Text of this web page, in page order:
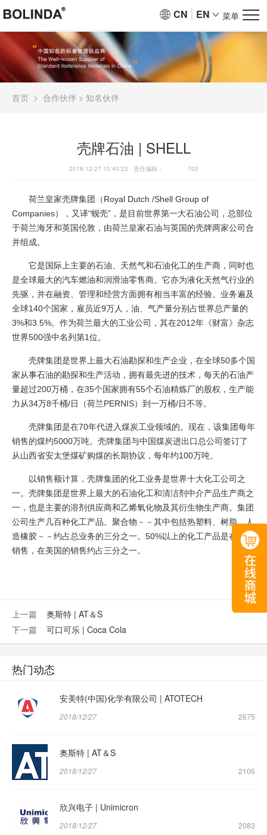
CN EN 菜单
首页 > 合作伙伴 > 知名伙伴
壳牌石油 | SHELL
2018-12-27 15:40:22 责任编辑： 702
荷兰皇家壳牌集团（Royal Dutch /Shell Group of
Companies），又译“蚬壳”，是目前世界第一大石油公司，总部位
于荷兰海牙和英国伦敦，由荷兰皇家石油与英国的壳牌两家公司合
并组成。
它是国际上主要的石油、天然气和石油化工的生产商，同时也
是全球最大的汽车燃油和润滑油零售商。它亦为液化天然气行业的
先驱，并在融资、管理和经营方面拥有相当丰富的经验。业务遍及
全球140个国家，雇员近9万人，油、气产量分别占世界总产量的
3%和3.5%。作为荷兰最大的工业公司，其在2012年《财富》杂志
世界500强中名列第1位。
壳牌集团是世界上最大石油勘探和生产企业，在全球50多个国
家从事石油的勘探和生产活动，拥有最先进的技术，每天的石油产
量超过200万桶，在35个国家拥有55个石油精炼厂的股权，生产能
力从34万8千桶/日（荷兰PERNIS）到一万桶/日不等。
壳牌集团是在70年代进入煤炭工业领域的。现在，该集团每年
销售的煤约5000万吨。壳牌集团与中国煤炭进出口总公司签订了
从山西省安太堡煤矿购煤的长期协议，每年约100万吨。
以销售额计算，壳牌集团的化工业务是世界十大化工公司之
一。壳牌集团是世界上最大的石油化工和清洁剂中介产品生产商之
一，也是主要的溶剂供应商和乙烯氧化物及其衍生物生产商。集团
公司生产几百种化工产品。聚合物－－其中包括热塑料、树脂、人
造橡胶－－约占总业务的三分之一。50%以上的化工产品是在欧洲
销售，在美国的销售约占三分之一。
上一篇 奥斯特 | AT＆S
下一篇 可口可乐 | Coca Cola
热门动态
安美特(中国)化学有限公司 | ATOTECH
2018/12/27 2675
奥斯特 | AT＆S
2018/12/27 2106
欣兴电子 | Unimicron
2018/12/27 2083